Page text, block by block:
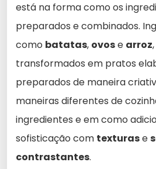
está na forma como os
preparados e combinados.
como batatas, ovose arroz
transformados em pratos
preparados de maneira
maneiras diferentes de
ingredientes e em como
sofisticação com texturase
contrastantes.